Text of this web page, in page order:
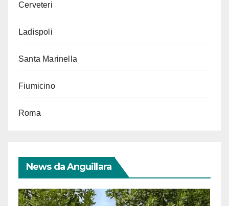
Cerveteri
Ladispoli
Santa Marinella
Fiumicino
Roma
News da Anguillara